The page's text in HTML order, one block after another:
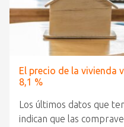
El precio de la vivienda
8,1 %
Los últimos datos que
indican que las